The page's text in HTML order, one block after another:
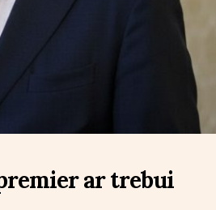
ar trebui